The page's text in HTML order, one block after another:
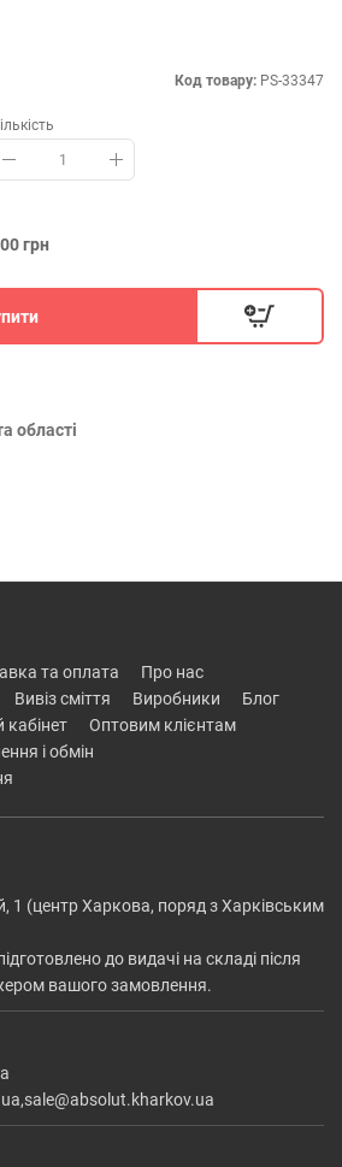
Код товару: PS-33347
грн
області
та оплата
про нас
вивіз сміття виробники
блог
кабінет
оптовим клієнтам
і обмін
1 (центр Харкова, поряд з Харківським
до видачі на складі після
вашого замовлення.